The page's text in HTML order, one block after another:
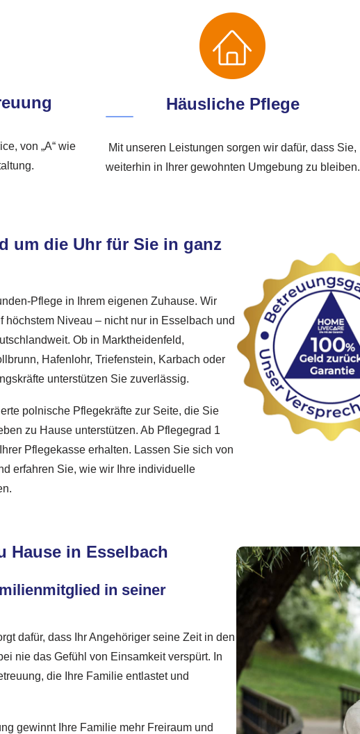
von „A“ wie
Häusliche Pflege
Mit unseren Leistungen sorgen wir dafür, dass Sie,
weiterhin in Ihrer gewohnten Umgebung zu bleiben.
um die Uhr für Sie in ganz
Pflege in Ihrem eigenen Zuhause. Wir
höchstem Niveau – nicht nur in Esselbach und
Ob in Marktheidenfeld,
Hafenlohr, Triefenstein, Karbach oder
unterstützen Sie zuverlässig.
polnische Pflegekräfte zur Seite, die Sie
zu Hause unterstützen. Ab Pflegegrad 1
Pflegekasse erhalten. Lassen Sie sich von
erfahren Sie, wie wir Ihre individuelle
Hause in Esselbach
in seiner
dafür, dass Ihr Angehöriger seine Zeit in den
nie das Gefühl von Einsamkeit verspürt. In
die Ihre Familie entlastet und
gewinnt Ihre Familie mehr Freiraum und